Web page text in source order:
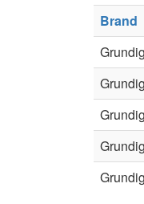
Brand
Grundig
Grundig
Grundig
Grundig
Grundig